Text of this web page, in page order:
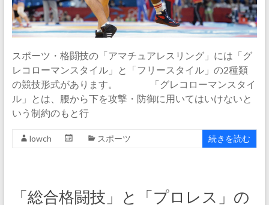
スポーツ・格闘技の「アマチュアレスリング」には「グ
レコローマンスタイル」と「フリースタイル」の2種類
の競技形式があります。 「グレコローマンスタイ
ル」とは、腰から下を攻撃・防御に用いてはいけないと
いう制約のもと行
lowch スポーツ 続きを読む
「総合格闘技」と「プロレス」の